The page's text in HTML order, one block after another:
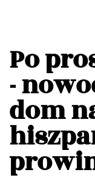
Po
-
dom